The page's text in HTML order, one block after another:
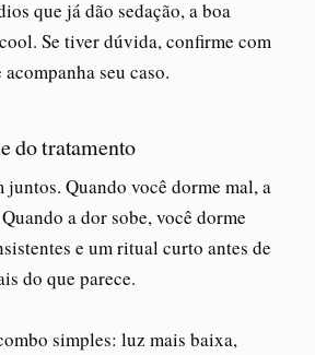
que já dão sedação, a boa
Se tiver dúvida, confirme com
seu caso.
do tratamento
juntos. Quando você dorme mal, a
a dor sobe, você dorme
e um ritual curto antes de
do que parece.
simples: luz mais baixa,